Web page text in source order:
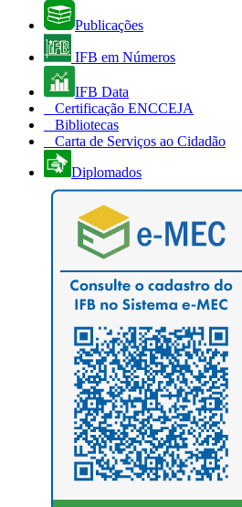
Publicações
IFB em Números
IFB Data
Certificação ENCCEJA
Bibliotecas
Carta de Serviços ao Cidadão
Diplomados